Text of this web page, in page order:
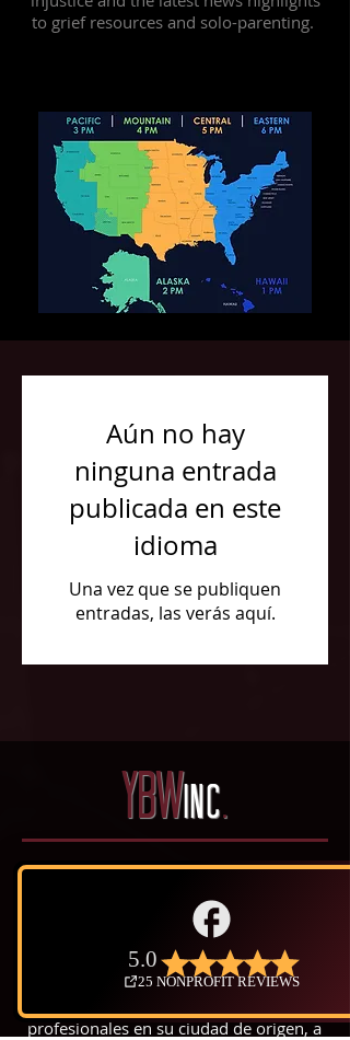
to grief resources and solo-parenting.
Aún no hay
ninguna entrada
publicada en este
idioma
Una vez que se publiquen
entradas, las verás aquí.
YBW INC.
Young,Black & Widowed inc es una
organizacion progresiva sin fines de
lucro 501 (c)3, ademas de un podcast,
los cuales conectan viudos Millenials y
Generacion Z de color a una linea de
soporte uno a uno diariamente,
profesionales en su ciudad de origen, a